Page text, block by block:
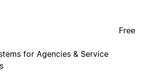
for Agencies & Service
Free